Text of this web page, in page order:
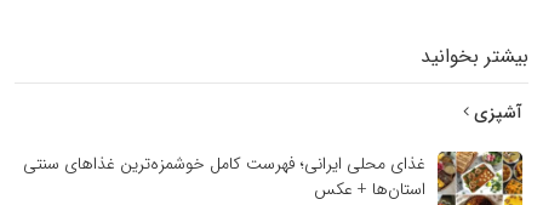
بیشتر بخوانید
آشپزی
غذای محلی ایرانی؛ فهرست کامل خوشمزه‌ترین غذاهای سنتی
استان‌ها + عکس